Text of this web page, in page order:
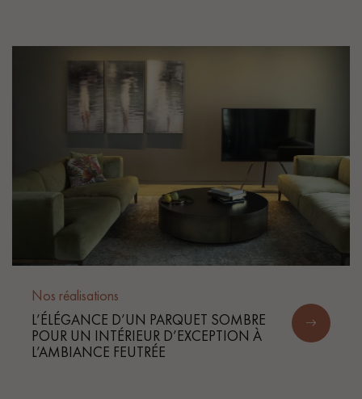
Nos réalisations
L’ÉLÉGANCE D’UN PARQUET SOMBRE
POUR UN INTÉRIEUR D’EXCEPTION À
L’AMBIANCE FEUTRÉE